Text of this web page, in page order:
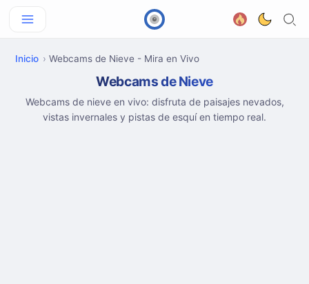
Inicio Webcams de Nieve - Mira en Vivo
Webcams de Nieve
Webcams de nieve en vivo: disfruta de paisajes nevados,
vistas invernales y pistas de esquí en tiempo real.